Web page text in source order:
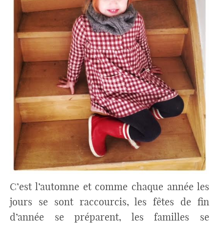
C’est l’automne et comme chaque année les
jours se sont raccourcis, les fêtes de fin
d’année se préparent, les familles se